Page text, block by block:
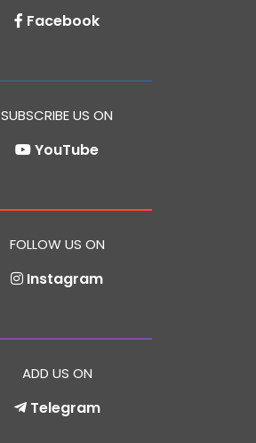
Facebook
SUBSCRIBE US ON
YouTube
FOLLOW US ON
Instagram
ADD US ON
Telegram